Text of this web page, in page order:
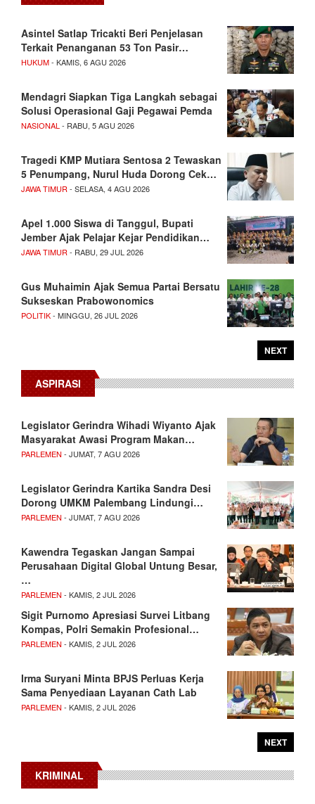
Asintel Satlap Tricakti Beri Penjelasan
Terkait Penanganan 53 Ton Pasir…
HUKUM- KAMIS, 6 AGU 2026
Mendagri Siapkan Tiga Langkah sebagai
Solusi Operasional Gaji Pegawai Pemda
NASIONAL - RABU, 5 AGU 2026
Tragedi KMP Mutiara Sentosa 2 Tewaskan
5 Penumpang, Nurul Huda Dorong Cek…
JAWA TIMUR - SELASA, 4 AGU 2026
Apel 1.000 Siswa di Tanggul, Bupati
Jember Ajak Pelajar Kejar Pendidikan…
JAWA TIMUR - RABU, 29 JUL 2026
Gus Muhaimin Ajak Semua Partai Bersatu
Sukseskan Prabowonomics
POLITIK- MINGGU, 26 JUL 2026
NEXT
ASPIRASI
Legislator Gerindra Wihadi Wiyanto Ajak
Masyarakat Awasi Program Makan…
PARLEMEN - JUMAT, 7 AGU 2026
Legislator Gerindra Kartika Sandra Desi
Dorong UMKM Palembang Lindungi…
PARLEMEN - JUMAT, 7 AGU 2026
Kawendra Tegaskan Jangan Sampai
Perusahaan Digital Global Untung Besar,
…
PARLEMEN - KAMIS, 2 JUL 2026
Sigit Purnomo Apresiasi Survei Litbang
Kompas, Polri Semakin Profesional…
PARLEMEN - KAMIS, 2 JUL 2026
Irma Suryani Minta BPJS Perluas Kerja
Sama Penyediaan Layanan Cath Lab
PARLEMEN - KAMIS, 2 JUL 2026
NEXT
KRIMINAL